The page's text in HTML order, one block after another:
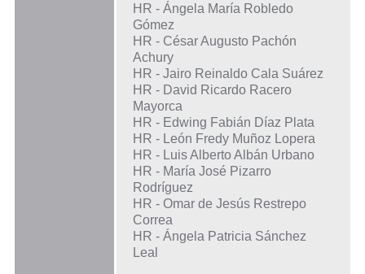
HR - Ángela María Robledo
Gómez
HR - César Augusto Pachón
Achury
HR - Jairo Reinaldo Cala Suárez
HR - David Ricardo Racero
Mayorca
HR - Edwing Fabián Díaz Plata
HR - León Fredy Muñoz Lopera
HR - Luis Alberto Albán Urbano
HR - María José Pizarro
Rodríguez
HR - Omar de Jesús Restrepo
Correa
HR - Ángela Patricia Sánchez
Leal